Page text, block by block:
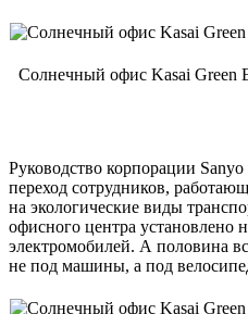
Солнечный офис Kasai Green
Руководство корпорации
переход сотрудников,
на экологические виды
офисного центра установлено
электромобилей. А половина
не под машины, а под